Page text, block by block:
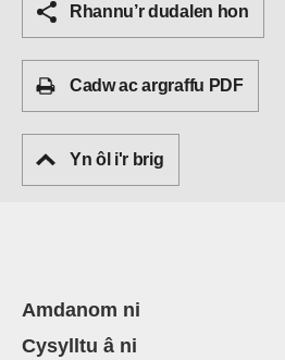
Rhannu’r dudalen hon
Cadw ac argraffu PDF
Yn ôl i'r brig
Amdanom ni
Cysylltu â ni